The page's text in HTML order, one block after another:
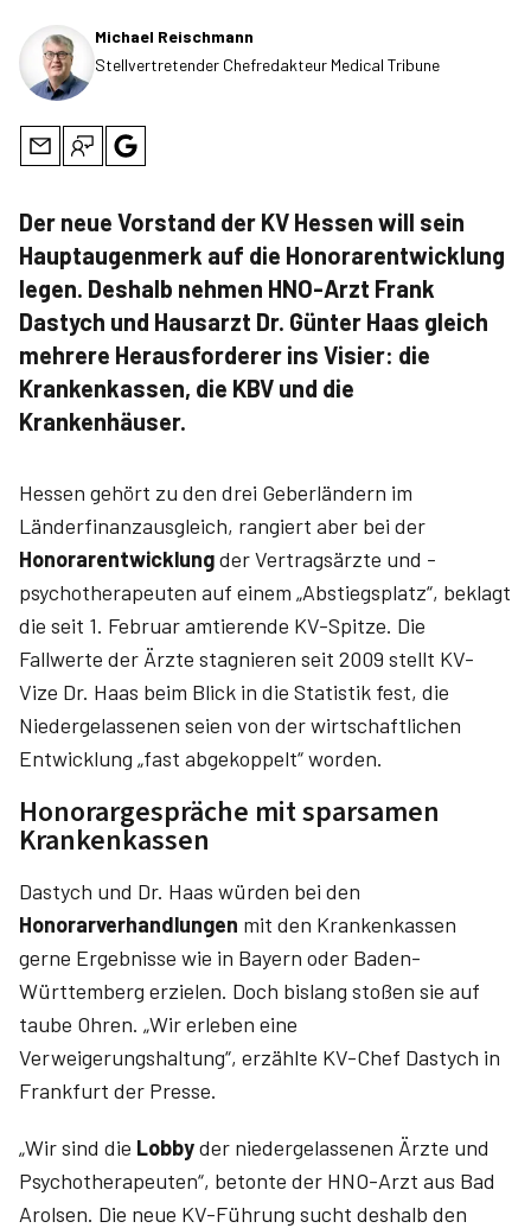
Michael Reischmann
Stellvertretender Chefredakteur Medical Tribune
Der neue Vorstand der KV Hessen will sein
Hauptaugenmerk auf die Honorarentwicklung
legen. Deshalb nehmen HNO-Arzt Frank
Dastych und Hausarzt Dr. Günter Haas gleich
mehrere Herausforderer ins Visier: die
Krankenkassen, die KBV und die
Krankenhäuser.
Hessen gehört zu den drei Geberländern im
Länderfinanzausgleich, rangiert aber bei der
Honorarentwicklungder Vertragsärzte und -
psychotherapeuten auf einem „Abstiegsplatz“, beklagt
die seit 1. Februar amtierende KV-Spitze. Die
Fallwerte der Ärzte stagnieren seit 2009 stellt KV-
Vize Dr. Haas beim Blick in die Statistik fest, die
Niedergelassenen seien von der wirtschaftlichen
Entwicklung „fast abgekoppelt“ worden.
Honorargespräche mit sparsamen
Krankenkassen
Dastych und Dr. Haas würden bei den
Honorarverhandlungen mit den Krankenkassen
gerne Ergebnisse wie in Bayern oder Baden-
Württemberg erzielen. Doch bislang stoßen sie auf
taube Ohren. „Wir erleben eine
Verweigerungshaltung“, erzählte KV-Chef Dastych in
Frankfurt der Presse.
„Wir sind die Lobbyder niedergelassenen Ärzte und
Psychotherapeuten“, betonte der HNO-Arzt aus Bad
Arolsen. Die neue KV-Führung sucht deshalb den